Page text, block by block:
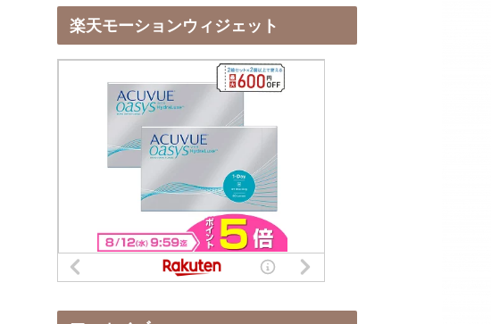
楽天モーションウィジェット